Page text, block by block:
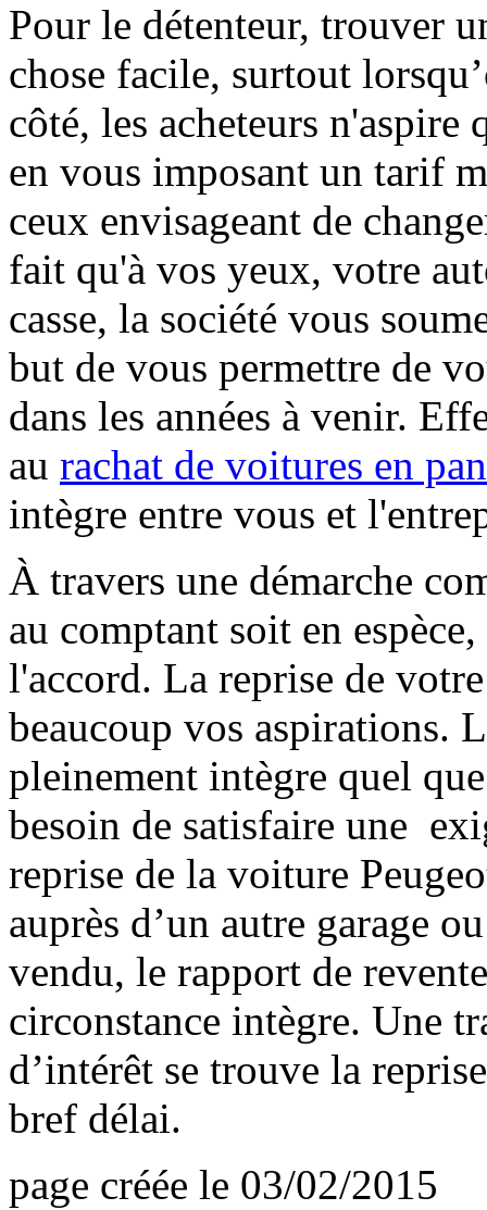
Pour le détenteur, trouver
chose facile, surtout
côté, les acheteurs
en vous imposant un tarif
ceux envisageant de
fait qu'à vos yeux, votre
casse, la société vous
but de vous permettre de
dans les années à venir.
au rachat de voitures en
intègre entre vous et
À travers une démarche
au comptant soit en
l'accord. La reprise de
beaucoup vos aspirations.
pleinement intègre quel
besoin de satisfaire une
reprise de la voiture
auprès d’un autre garage
vendu, le rapport de
circonstance intègre. Une
d’intérêt se trouve la
bref délai.
page créée le 03/02/2015